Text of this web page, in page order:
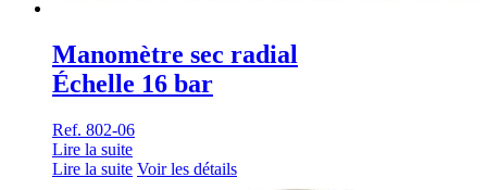
Manomètre sec radial
Échelle 16 bar
Ref. 802-06
Lire la suite
Lire la suite Voir les détails